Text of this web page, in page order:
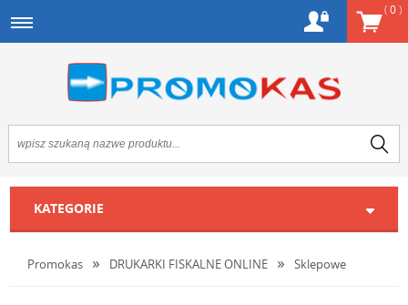
(0)
KATEGORIE
Promokas DRUKARKI FISKALNE ONLINE Sklepowe